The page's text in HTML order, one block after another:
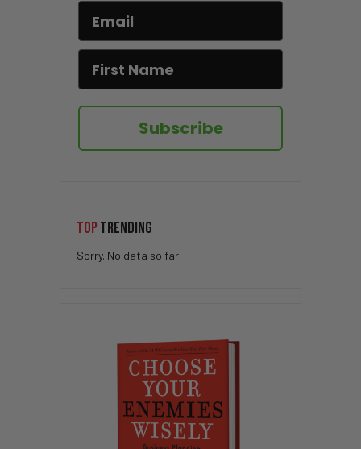
Subscribe
TOP TRENDING
Sorry. No data so far.